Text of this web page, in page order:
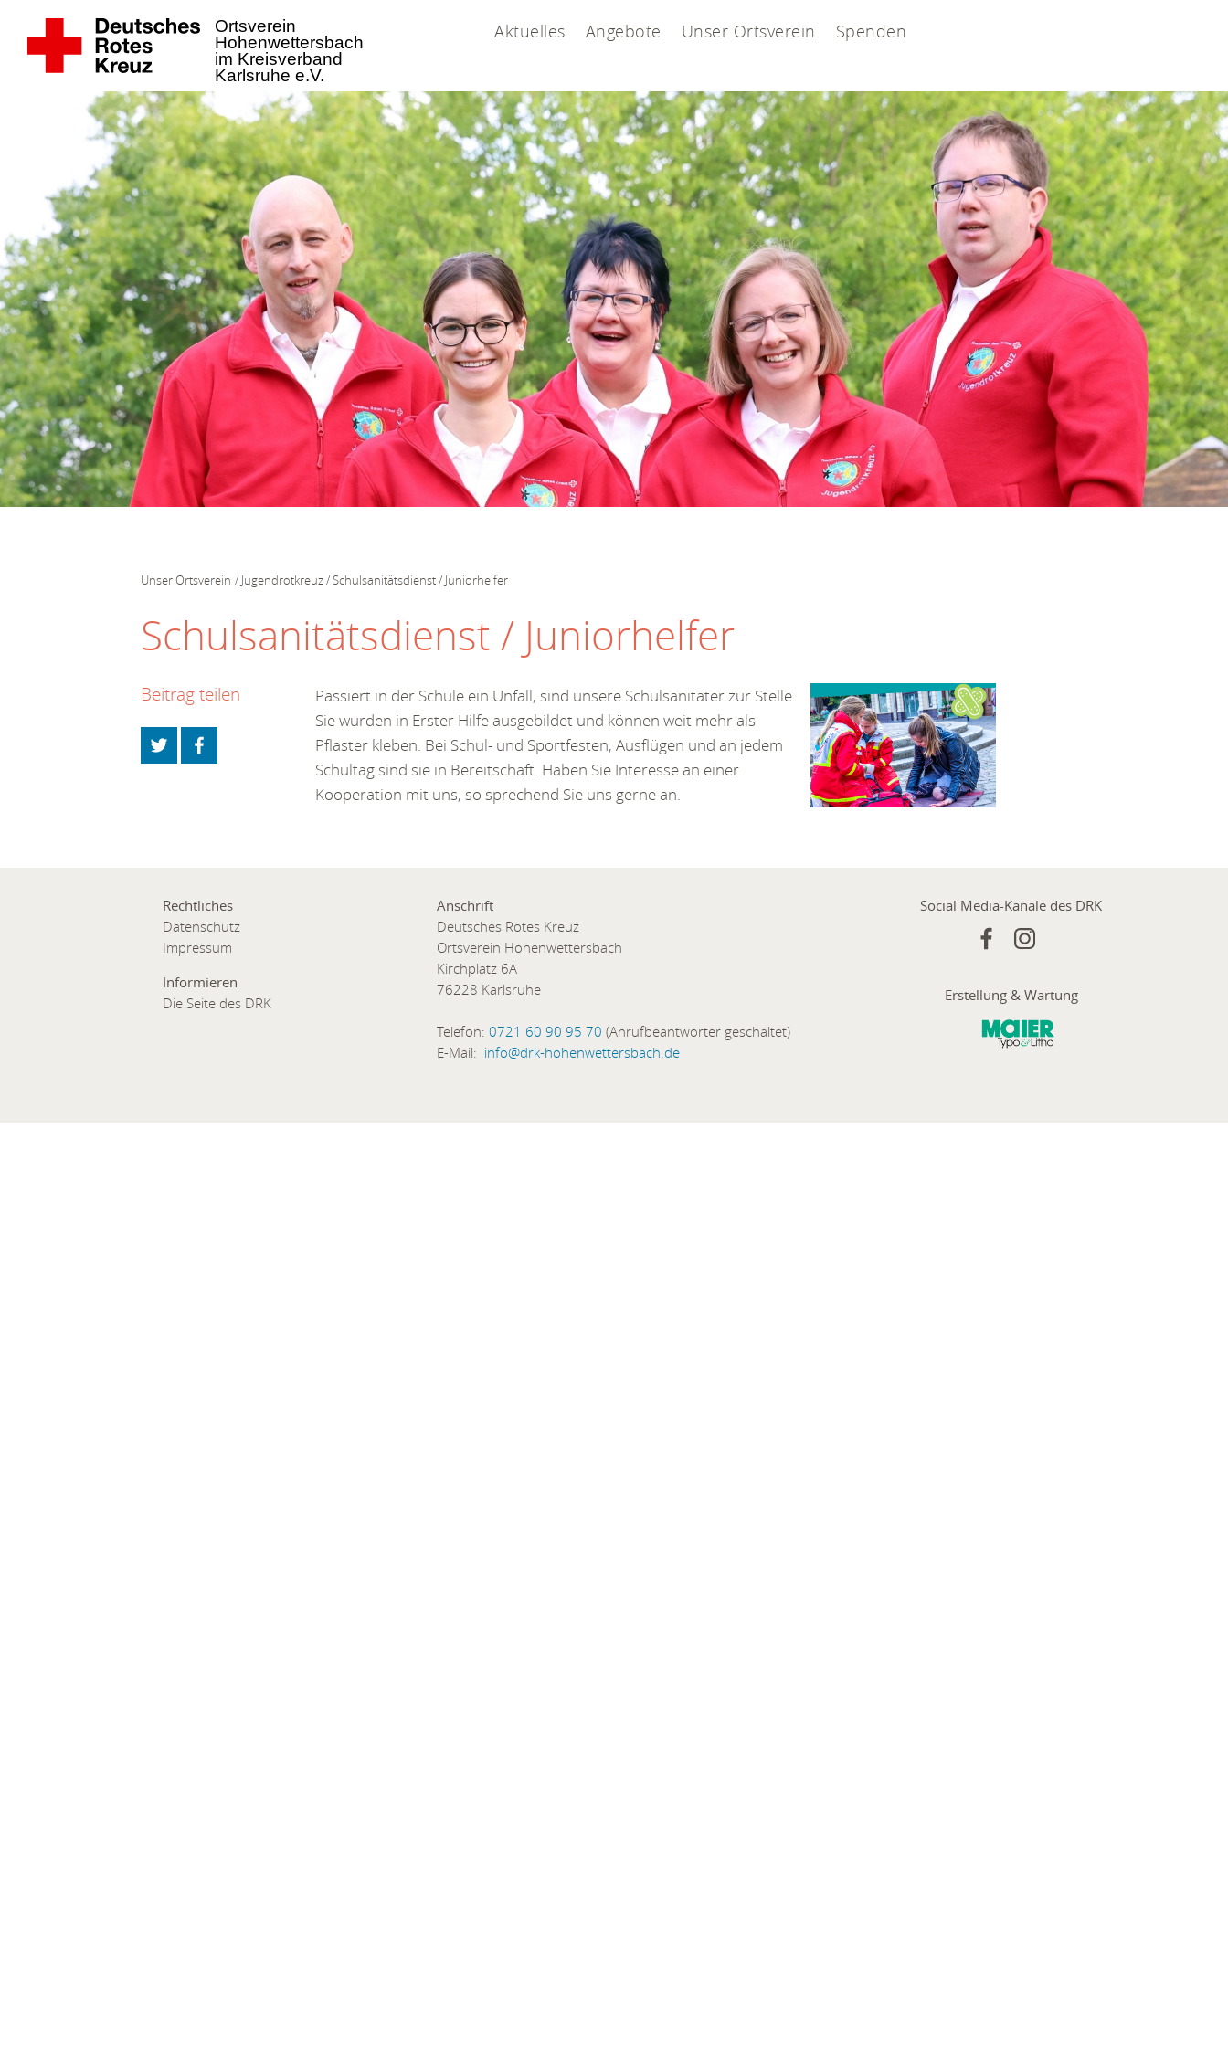
Aktuelles Angebote Unser Ortsverein Spenden
Ortsverein
Hohenwettersbach
im Kreisverband
Karlsruhe e.V.
Unser Ortsverein Jugendrotkreuz Schulsanitätsdienst / Juniorhelfer
Schulsanitätsdienst / Juniorhelfer
Beitrag teilen
Passiert in der Schule ein Unfall, sind unsere Schulsanitäter zur Stelle.
Sie wurden in Erster Hilfe ausgebildet und können weit mehr als
Pflaster kleben. Bei Schul- und Sportfesten, Ausflügen und an jedem
Schultag sind sie in Bereitschaft. Haben Sie Interesse an einer
Kooperation mit uns, so sprechend Sie uns gerne an.
Rechtliches
Datenschutz
Impressum
Informieren
Die Seite des DRK
Anschrift
Deutsches Rotes Kreuz
Ortsverein Hohenwettersbach
Kirchplatz 6A
76228 Karlsruhe
Telefon:0721 60 90 95 70 (Anrufbeantworter geschaltet)
E-Mail: info@drk-hohenwettersbach.de
Social Media-Kanäle des DRK
Erstellung & Wartung